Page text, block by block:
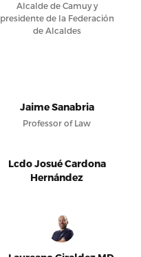
Alcalde de Camuy y
presidente de la Federación
de Alcaldes
Jaime Sanabria
Professor of Law
Lcdo Josué Cardona
Hernández